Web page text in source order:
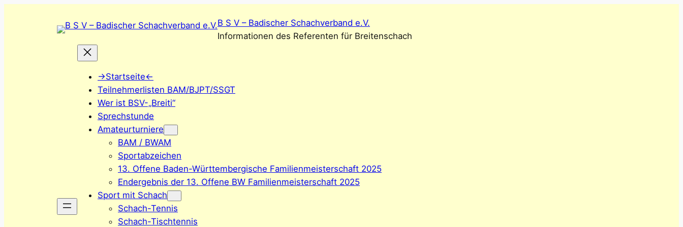
B S V – Badischer Schachverband e.V.
Informationen des Referenten für Breitenschach
->Startseite<-
Teilnehmerlisten BAM/BJPT/SSGT
Wer ist BSV-„Breiti“
Sprechstunde
Amateurturniere
BAM / BWAM
Sportabzeichen
13. Offene Baden-Württembergische Familienmeisterschaft 2025
Endergebnis der 13. Offene BW Familienmeisterschaft 2025
Sport mit Schach
Schach-Tennis
Schach-Tischtennis